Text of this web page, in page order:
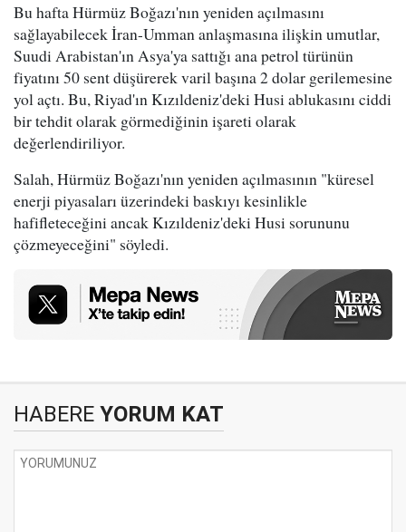
Bu hafta Hürmüz Boğazı'nın yeniden açılmasını
sağlayabilecek İran-Umman anlaşmasına ilişkin umutlar,
Suudi Arabistan'ın Asya'ya sattığı ana petrol türünün
fiyatını 50 sent düşürerek varil başına 2 dolar gerilemesine
yol açtı. Bu, Riyad'ın Kızıldeniz'deki Husi ablukasını ciddi
bir tehdit olarak görmediğinin işareti olarak
değerlendiriliyor.
Salah, Hürmüz Boğazı'nın yeniden açılmasının "küresel
enerji piyasaları üzerindeki baskıyı kesinlikle
hafifleteceğini ancak Kızıldeniz'deki Husi sorununu
çözmeyeceğini" söyledi.
HABERE YORUM KAT